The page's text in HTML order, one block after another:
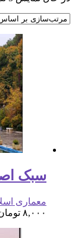
سبک
معماری
۸,۰۰۰